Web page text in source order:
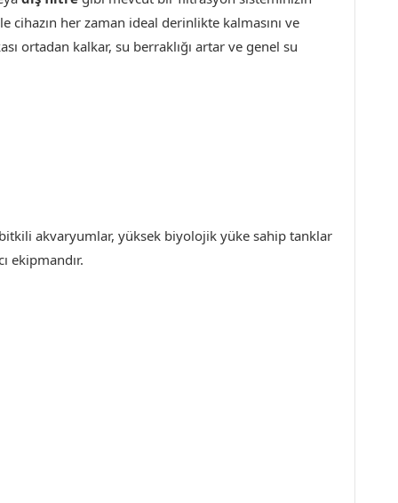
cihazın her zaman ideal derinlikte kalmasını ve
ortadan kalkar, su berraklığı artar ve genel su
akvaryumlar, yüksek biyolojik yüke sahip tanklar
ekipmandır.